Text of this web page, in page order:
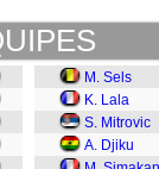
M. Sels
K. Lala
S. Mitrovic
A. Djiku